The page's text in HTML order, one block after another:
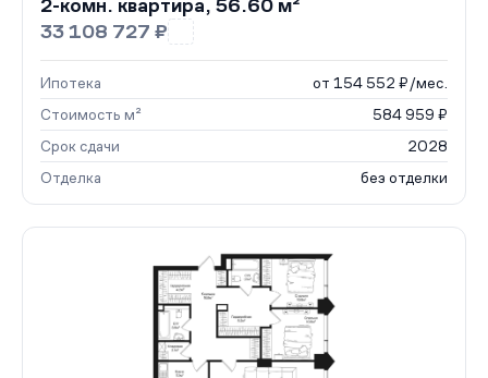
2-комн. квартира, 56.60 м²
33 108 727 ₽
Ипотека
от 154 552 ₽/мес.
Стоимость м²
584 959 ₽
Срок сдачи
2028
Отделка
без отделки